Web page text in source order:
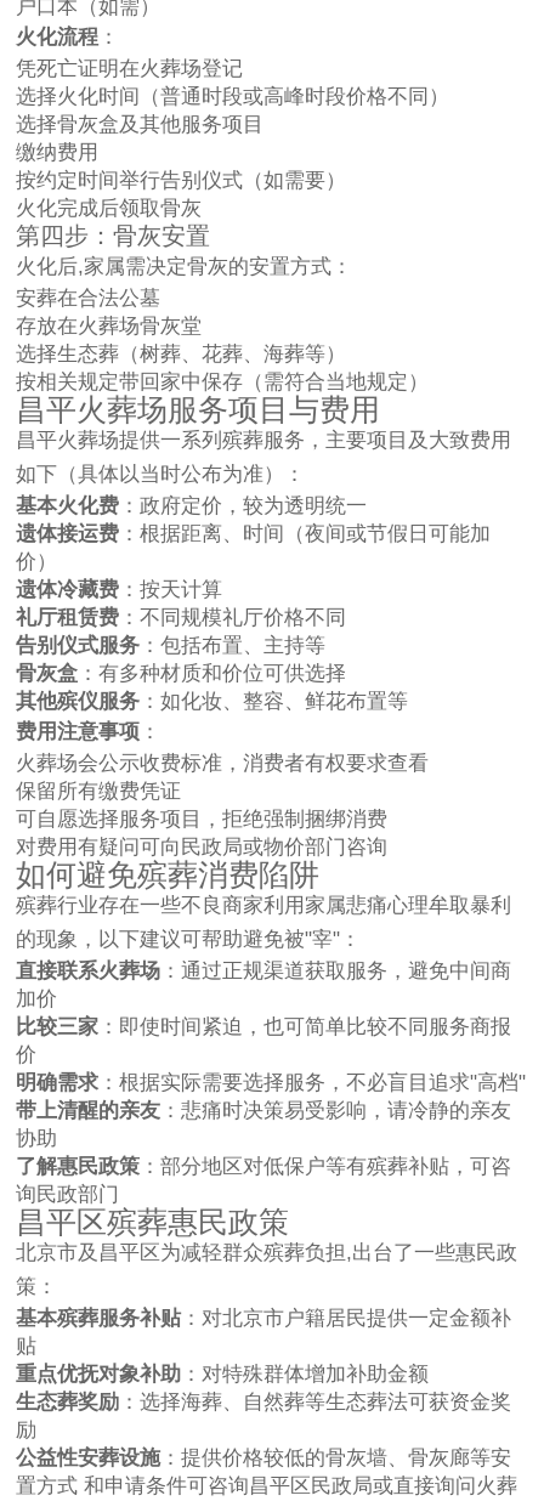
户口本（如需）
火化流程 ：
凭死亡证明在火葬场登记
选择火化时间（普通时段或高峰时段价格不同）
选择骨灰盒及其他服务项目
缴纳费用
按约定时间举行告别仪式（如需要）
火化完成后领取骨灰
第四步：骨灰安置
火化后,家属需决定骨灰的安置方式：
安葬在合法公墓
存放在火葬场骨灰堂
选择生态葬（树葬、花葬、海葬等）
按相关规定带回家中保存（需符合当地规定）
昌平火葬场服务项目与费用
昌平火葬场提供一系列殡葬服务，主要项目及大致费用
如下（具体以当时公布为准）：
基本火化费 ：政府定价，较为透明统一
遗体接运费 ：根据距离、时间（夜间或节假日可能加
价）
遗体冷藏费 ：按天计算
礼厅租赁费 ：不同规模礼厅价格不同
告别仪式服务 ：包括布置、主持等
骨灰盒 ：有多种材质和价位可供选择
其他殡仪服务 ：如化妆、整容、鲜花布置等
费用注意事项 ：
火葬场会公示收费标准，消费者有权要求查看
保留所有缴费凭证
可自愿选择服务项目，拒绝强制捆绑消费
对费用有疑问可向民政局或物价部门咨询
如何避免殡葬消费陷阱
殡葬行业存在一些不良商家利用家属悲痛心理牟取暴利
的现象，以下建议可帮助避免被"宰"：
直接联系火葬场 ：通过正规渠道获取服务，避免中间商
加价
比较三家 ：即使时间紧迫，也可简单比较不同服务商报
价
明确需求 ：根据实际需要选择服务，不必盲目追求"高档"
带上清醒的亲友 ：悲痛时决策易受影响，请冷静的亲友
协助
了解惠民政策 ：部分地区对低保户等有殡葬补贴，可咨
询民政部门
昌平区殡葬惠民政策
北京市及昌平区为减轻群众殡葬负担,出台了一些惠民政
策：
基本殡葬服务补贴：对北京市户籍居民提供一定金额补
贴
重点优抚对象补助 ：对特殊群体增加补助金额
生态葬奖励 ：选择海葬、自然葬等生态葬法可获资金奖
励
公益性安葬设施：提供价格较低的骨灰墙、骨灰廊等安
置方式 和申请条件可咨询昌平区民政局或直接询问火葬